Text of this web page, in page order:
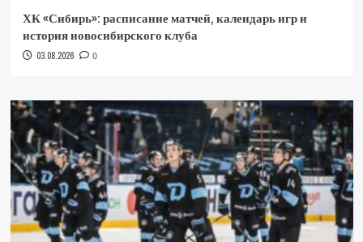
ХК «Сибирь»: расписание матчей, календарь игр и
история новосибирского клуба
03.08.2026 0